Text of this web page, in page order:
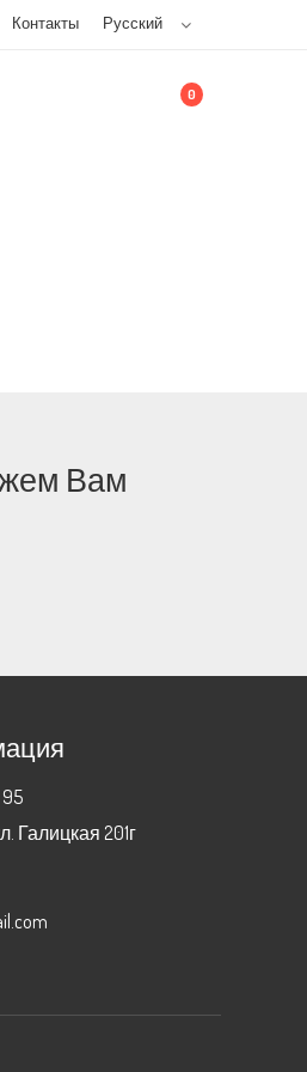
Русский
Контакты
0
Вам
Галицкая 201г